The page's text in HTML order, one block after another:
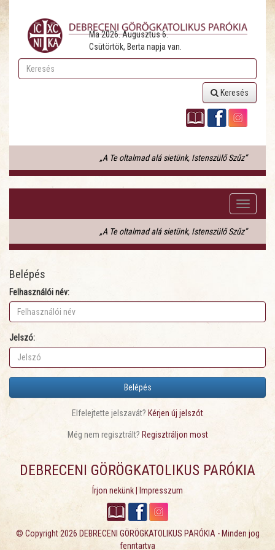
Ma 2026. Augusztus 6.
Csütörtök, Berta napja van.
Keresés
„A Te oltalmad alá sietünk, Istenszülő Szűz”
Toggle
„A Te oltalmad alá sietünk, Istenszülő Szűz”
Belépés
Felhasználói név:
Jelszó:
Belépés
Elfelejtette jelszavát? Kérjen új jelszót
Még nem regisztrált? Regisztráljon most
DEBRECENI GÖRÖGKATOLIKUS PARÓKIA
Írjon nekünk Impresszum
© Copyright 2026 DEBRECENI GÖRÖGKATOLIKUS PARÓKIA- Minden jog
fenntartva